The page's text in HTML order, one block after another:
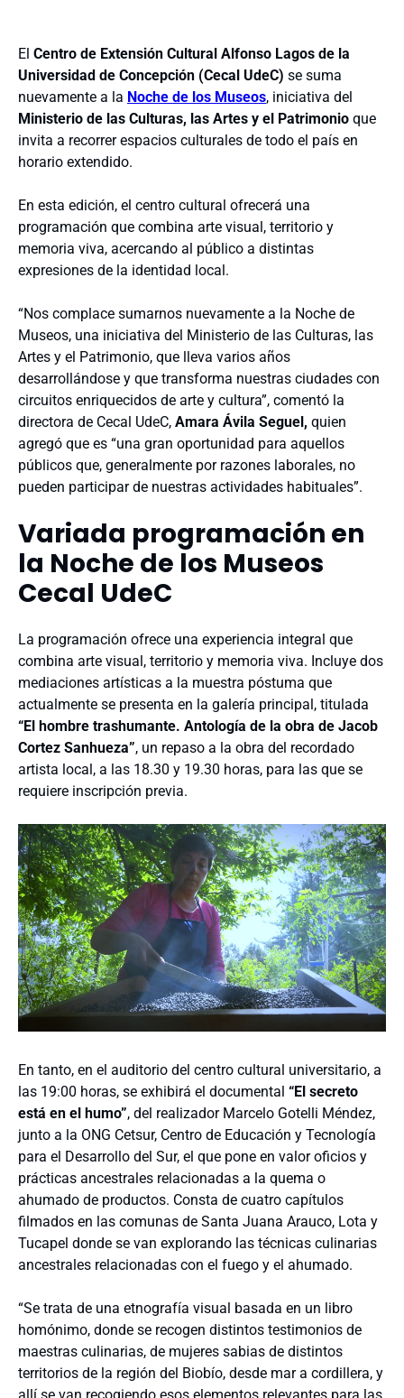
El Centro de Extensión Cultural Alfonso Lagos de la
Universidad de Concepción (Cecal UdeC) se suma
nuevamente a la Noche de los Museos, iniciativa del
Ministerio de las Culturas, las Artes y el Patrimonio que
invita a recorrer espacios culturales de todo el país en
horario extendido.
En esta edición, el centro cultural ofrecerá una
programación que combina arte visual, territorio y
memoria viva, acercando al público a distintas
expresiones de la identidad local.
“Nos complace sumarnos nuevamente a la Noche de
Museos, una iniciativa del Ministerio de las Culturas, las
Artes y el Patrimonio, que lleva varios años
desarrollándose y que transforma nuestras ciudades con
circuitos enriquecidos de arte y cultura”, comentó la
directora de Cecal UdeC, Amara Ávila Seguel, quien
agregó que es “una gran oportunidad para aquellos
públicos que, generalmente por razones laborales, no
pueden participar de nuestras actividades habituales”.
Variada programación en
la Noche de los Museos
Cecal UdeC
La programación ofrece una experiencia integral que
combina arte visual, territorio y memoria viva. Incluye dos
mediaciones artísticas a la muestra póstuma que
actualmente se presenta en la galería principal, titulada
“El hombre trashumante. Antología de la obra de Jacob
Cortez Sanhueza”, un repaso a la obra del recordado
artista local, a las 18.30 y 19.30 horas, para las que se
requiere inscripción previa.
En tanto, en el auditorio del centro cultural universitario, a
las 19:00 horas, se exhibirá el documental “El secreto
está en el humo”, del realizador Marcelo Gotelli Méndez,
junto a la ONG Cetsur, Centro de Educación y Tecnología
para el Desarrollo del Sur, el que pone en valor oficios y
prácticas ancestrales relacionadas a la quema o
ahumado de productos. Consta de cuatro capítulos
filmados en las comunas de Santa Juana Arauco, Lota y
Tucapel donde se van explorando las técnicas culinarias
ancestrales relacionadas con el fuego y el ahumado.
“Se trata de una etnografía visual basada en un libro
homónimo, donde se recogen distintos testimonios de
maestras culinarias, de mujeres sabias de distintos
territorios de la región del Biobío, desde mar a cordillera, y
allí se van recogiendo esos elementos relevantes para las